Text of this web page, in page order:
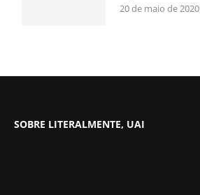
20 de maio de 2020
SOBRE LITERALMENTE, UAI